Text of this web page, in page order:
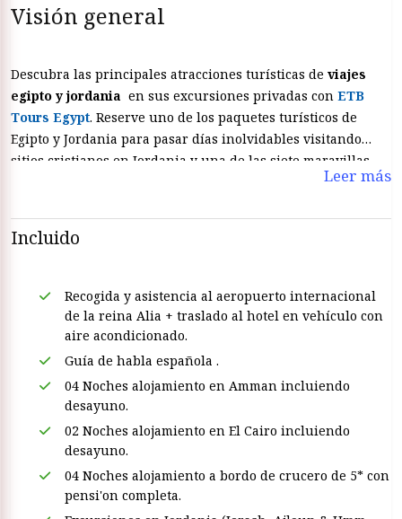
Visión general
Descubra las principales atracciones turísticas de viajes
egipto y jordania en sus excursiones privadas con ETB
Tours Egypt. Reserve uno de los paquetes turísticos de
Egipto y Jordania para pasar días inolvidables visitando
sitios cristianos en Jordania y una de las siete maravillas
del mundo Petra: disfrute del clima y las mejores vistas del
Leer más
Incluido
Recogida y asistencia al aeropuerto internacional
de la reina Alia + traslado al hotel en vehículo con
aire acondicionado.
Guía de habla española .
04 Noches alojamiento en Amman incluiendo
desayuno.
02 Noches alojamiento en El Cairo incluiendo
desayuno.
04 Noches alojamiento a bordo de crucero de 5* con
pensi'on completa.